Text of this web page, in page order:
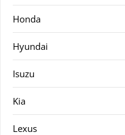
Honda
Hyundai
Isuzu
Kia
Lexus